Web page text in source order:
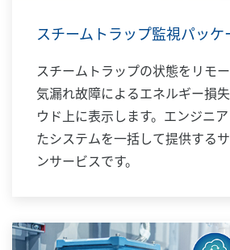
スチームトラップ監視パッケ
スチームトラップの状態をリモ
気漏れ故障によるエネルギー損
ウド上に表示します。エンジニ
たシステムを一括して提供する
ンサービスです。